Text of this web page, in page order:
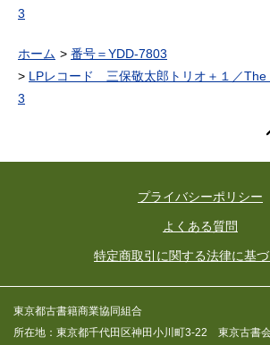
3
ホーム
番号＝YDD-7803
LPレコード 三保敬太郎トリオ＋１／The
3
プライバシーポリシー
よくある質問
特定商取引に関する法律に基
東京都古書籍商業協同組合
所在地：東京都千代田区神田小川町3-22 東京古書